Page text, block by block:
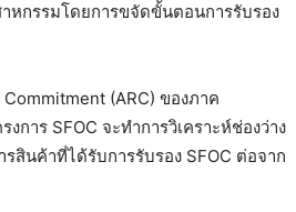
หกรรมโดยการขจัดขั้นตอนการรับรอง
(ARC) ของภาค
การ SFOC จะทำการวิเคราะห์ช่องว่าง
สินค้าที่ได้รับการรับรอง SFOC ต่อจาก